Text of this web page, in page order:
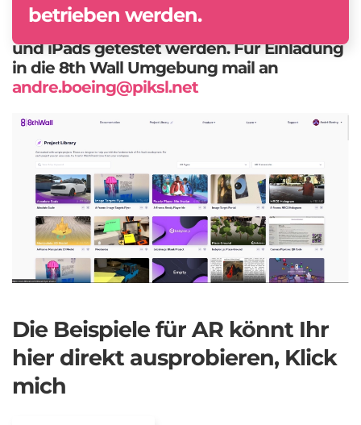
betrieben werden.
Prototypen. Auf dem Playshop am 16.05.
können die Beispiele auf Piksl Rechnern
und iPads getestet werden. Für Einladung
in die 8th Wall Umgebung mail an
andre.boeing@piksl.net
Die Beispiele für AR könnt Ihr
hier direkt ausprobieren, Klick
mich